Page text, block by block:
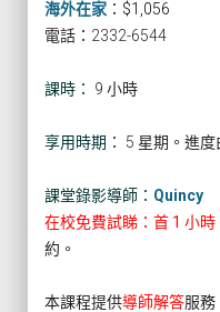
海外在家 ： $1,056
電話：2332-6544
課時： 9 小時
享用時期： 5 星期。進度
課堂錄影導師： Quincy
在校免費試睇：首 1 小時
約。
本課程提供導師解答服務